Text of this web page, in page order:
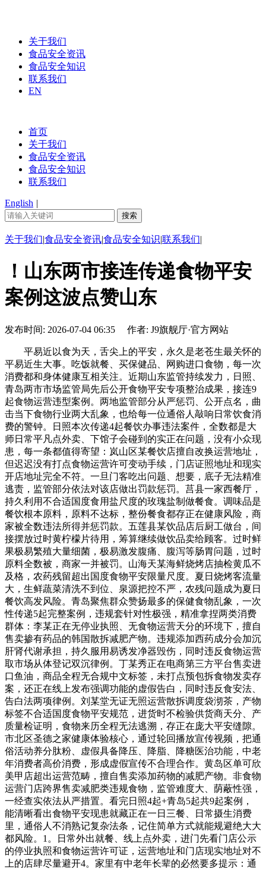
关于我们
食品安全资讯
食品安全知识
联系我们
EN
首页
关于我们
食品安全资讯
食品安全知识
联系我们
English |
关于我们|食品安全资讯|食品安全知识|联系我们|
！山东两市接连传递食物平安
案例这波点赞山东
发布时间: 2026-07-04 06:35 作者: J9旗舰厅·官方网站
平易近以食为天，舌尖上的平安，永久是老苍生最关怀的
平易近生大事。吃饭就餐、买保健品、网购进口食物，每一次
消费都和身体健康互相关注。近期山东监管持续发力，日照、
青岛两市市场监管局先后公开食物平安专项整治成果，接连9
起食物运营违型案例。两地监管部分从严惩罚、公开点名，曲
击当下食物行业两大乱象，也给每一位通俗人敲响日常饮食消
费的警钟。日照本次传递4起餐饮办事违法案件，全数都是大
师日常平凡点外卖、下馆子会碰到的实正在问题，没有小众现
患，每一条都值得寄望：岚山区某餐饮店擅自改换运营地址，
但迟迟没有打点食物运营许可变动手续，门店证照地址和现实
开店地址完全不符。一旦门客吃出问题、想要，底子无法精准
逃责，监管部分依法对该店做出罚款惩罚。莒县一家西餐厅，
持久利用不合适国度食用盐尺度的玫瑰盐制做餐食。调味品是
餐饮根本原料，原料不达标，整份餐食都存正在健康风险，商
家被全数违法所得并惩罚款。五莲县某饮品店后厨工做台，间
接摆放过时黄柠檬片待用，筹算继续做饮品卖给顾客。过时鲜
果极易繁殖大量细菌，极易激发腹痛、腹泻等肠胃问题，过时
原料全数被，商家一并被罚。山海天某海鲜烧烤店抽检黄瓜不
及格，农药残留超出国度食物平安限量尺度。夏日烧烤客流量
大，生鲜蔬菜清洗不到位、泉源把控不严，农残问题成为夏日
餐饮高发风险。青岛聚焦群众赞扬最多的保健食物乱象，一次
性传递5起完整案例，违规套针对性极强，精准拿捏两类消费
群体：李某正在无停业执照、无食物运营天分的环境下，擅自
售卖掺有药品的韩国散拆减肥产物。违规添加西药成分会加沉
肝肾代谢承担，持久服用易诱发净器毁伤，同时违反食物运营
取市场从体登记双沉律例。丁某秀正在电商第三方平台售卖进
口鱼油，商品全程无合规中文标签，未打点预包拆食物发卖存
案，还正在线上发布强调功能的虚假告白，同时违反食安法、
告白法两项律例。刘某堂无证无照运营散拆调度袋沏茶，产物
标签不合适国度食物平安规范，进货时不检验供货商天分、产
质量检证明，食物来历全程无法逃溯，存正在庞大平安缝隙。
市北区圣德之家健康体验核心，通过轮回播放宣传视频，把通
俗活动养分肽粉、虚假具备降压、降脂、降糖医治功能，中老
年消费者高价消费，形成虚假宣传不合理合作。黄岛区单可欣
美甲店超出运营范畴，擅自售卖添加药物的减肥产物。非食物
运营门店跨界售卖减肥类违规食物，监管难度大、荫蔽性强，
一经查实依法从严措置。看完日照4起+青岛5起共9起案例，
能清晰看出食物平安现患就藏正在一日三餐、日常摄生消费
里，通俗人不消熟记复杂法条，记住简单方式就能规避绝大大
都风险。1。日常外出就餐、线上点外卖，进门先看门店公示
的停业执照和食物运营许可证，运营地址和门店现实地址对不
上的店肆尽量避开4。家里有中老年长辈的必然要多提示：通